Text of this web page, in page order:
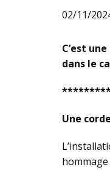
02/11/
C’est
dans le
Une